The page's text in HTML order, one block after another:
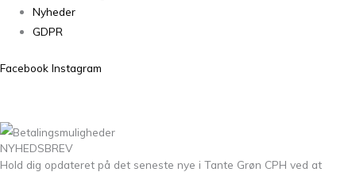
Nyheder
GDPR
Facebook Instagram
NYHEDSBREV
Hold dig opdateret på det seneste nye i Tante Grøn CPH ved at